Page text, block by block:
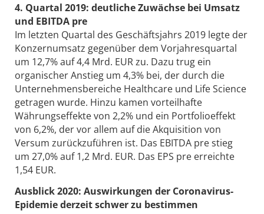
4. Quartal 2019: deutliche Zuwächse bei Umsatz
und EBITDA pre
Im letzten Quartal des Geschäftsjahrs 2019 legte der
Konzernumsatz gegenüber dem Vorjahresquartal
um 12,7% auf 4,4 Mrd. EUR zu. Dazu trug ein
organischer Anstieg um 4,3% bei, der durch die
Unternehmensbereiche Healthcare und Life Science
getragen wurde. Hinzu kamen vorteilhafte
Währungseffekte von 2,2% und ein Portfolioeffekt
von 6,2%, der vor allem auf die Akquisition von
Versum zurückzuführen ist. Das EBITDA pre stieg
um 27,0% auf 1,2 Mrd. EUR. Das EPS pre erreichte
1,54 EUR.
Ausblick 2020: Auswirkungen der Coronavirus-
Epidemie derzeit schwer zu bestimmen